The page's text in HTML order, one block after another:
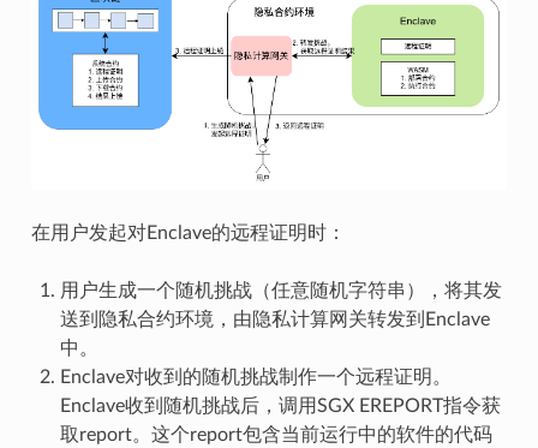
在用户发起对Enclave的远程证明时：
用户生成一个随机挑战（任意随机字符串），将其发
送到隐私合约环境，由隐私计算网关转发到Enclave
中。
Enclave对收到的随机挑战制作一个远程证明。
Enclave收到随机挑战后，调用SGX EREPORT指令获
取report。这个report包含当前运行中的软件的代码